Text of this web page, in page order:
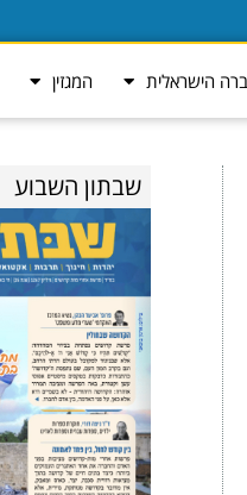
הישראלית המגזין
שבתון השבוע